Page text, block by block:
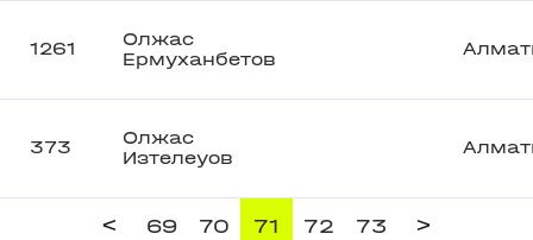
1261
Олжас
Ермуханбетов
373
Олжас
Изтелеуов
< 69 70 71 72 73 >